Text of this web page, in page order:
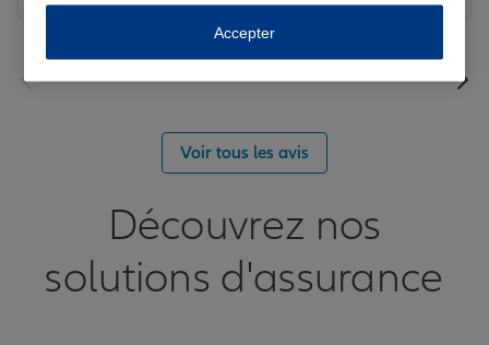
Voir tous les avis
Découvrez nos
solutions d'assurance
Accepter